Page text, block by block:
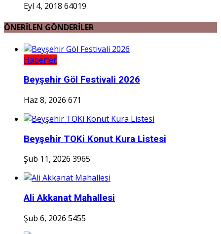
Eyl 4, 2018 64019
ÖNERİLEN GÖNDERİLER
Haberler
Beyşehir Göl Festivali 2026
Haz 8, 2026 671
Beyşehir TOKi Konut Kura Listesi
Şub 11, 2026 3965
Ali Akkanat Mahallesi
Şub 6, 2026 5455